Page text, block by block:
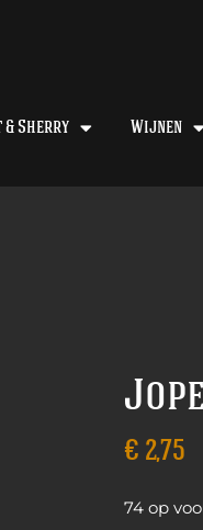
& Sherry Wijnen
€ 2,75
74 op